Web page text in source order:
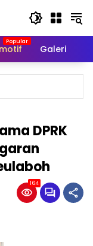
Galeri
DPRK
164